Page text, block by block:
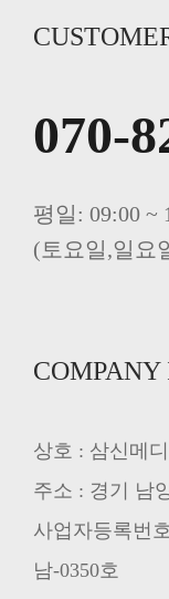
070-
평일: 09:00 ~
(토요일,일요
COMPANY
상호 : 삼신메
주소 : 경기 남
사업자등록번
남-0350호